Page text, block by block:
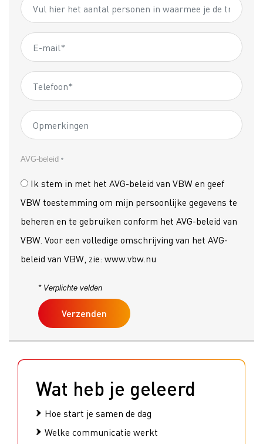
AVG-beleid *
Ik stem in met het AVG-beleid van VBW en geef
VBW toestemming om mijn persoonlijke gegevens te
beheren en te gebruiken conform het AVG-beleid van
VBW. Voor een volledige omschrijving van het AVG-
beleid van VBW, zie: www.vbw.nu
* Verplichte velden
Wat heb je geleerd
Hoe start je samen de dag
Welke communicatie werkt